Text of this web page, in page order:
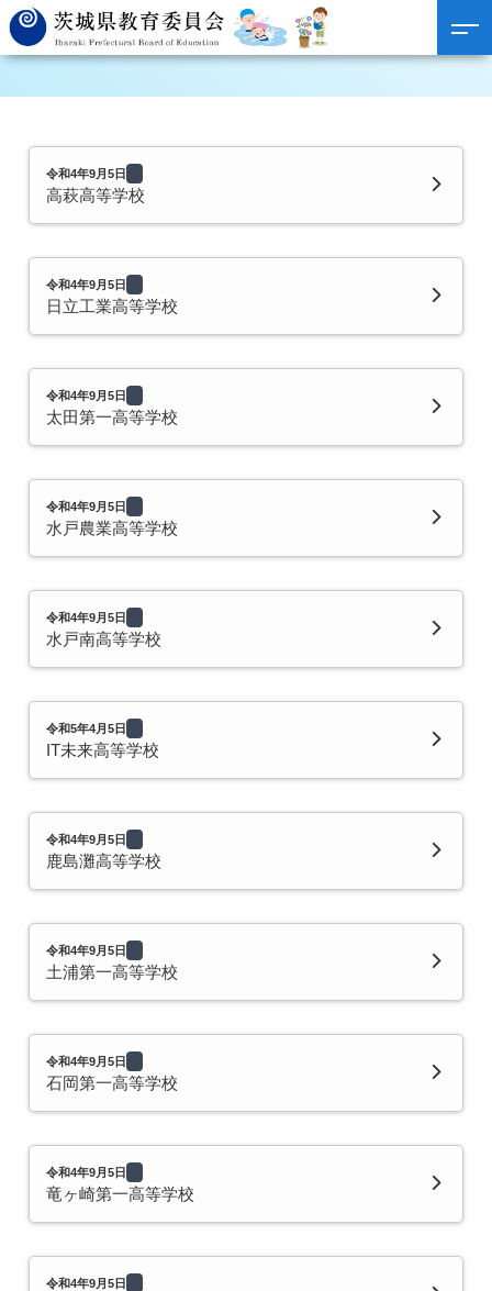
令和4年9月5日
高萩高等学校
令和4年9月5日
日立工業高等学校
令和4年9月5日
太田第一高等学校
令和4年9月5日
水戸農業高等学校
令和4年9月5日
水戸南高等学校
令和5年4月5日
IT未来高等学校
令和4年9月5日
鹿島灘高等学校
令和4年9月5日
土浦第一高等学校
令和4年9月5日
石岡第一高等学校
令和4年9月5日
竜ヶ崎第一高等学校
令和4年9月5日